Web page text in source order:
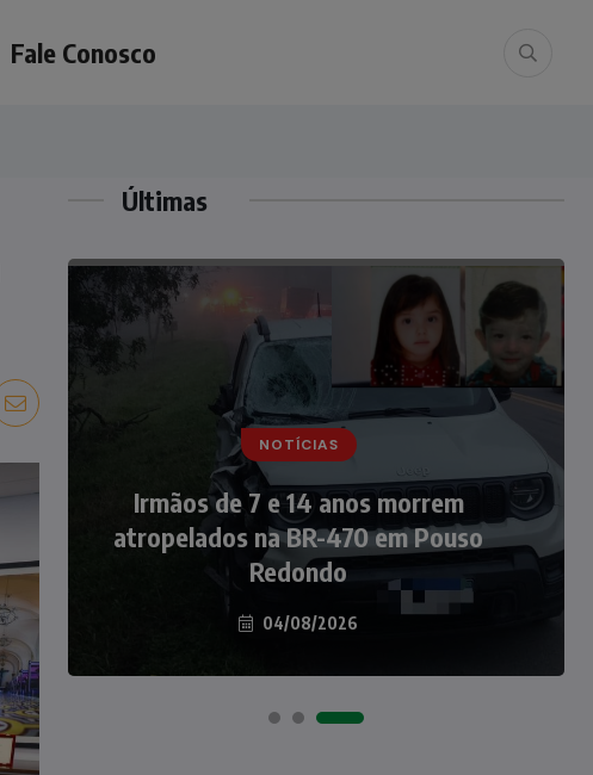
Fale Conosco
Últimas
NOTÍCIAS
Irmãos de 7 e 14 anos morrem
atropelados na BR-470 em Pouso
Redondo
04/08/2026
NOTÍCIAS
Nádia Menegazzi leva o nome de
Taió ao palco do Programa Silvio
Santos
07/08/2026